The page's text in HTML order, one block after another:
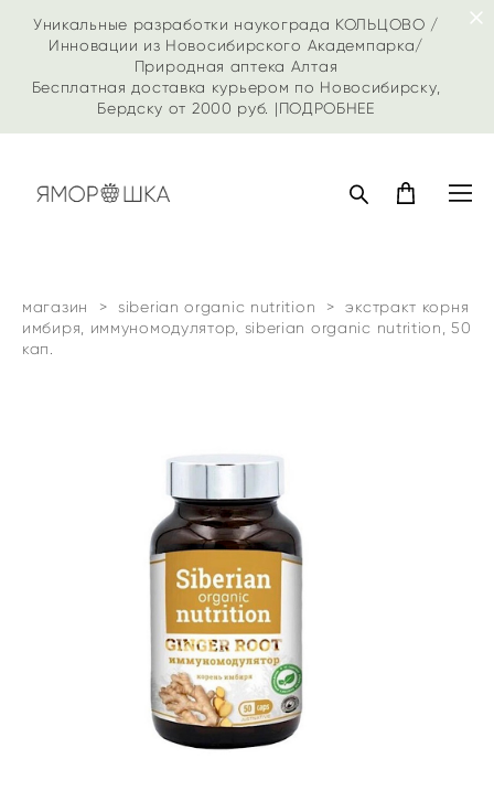
Уникальные разработки наукограда КОЛЬЦОВО /
Инновации из Новосибирского Академпарка/
Природная аптека Алтая
Бесплатная доставка курьером по Новосибирску,
Бердску от 2000 руб. |ПОДРОБНЕЕ
магазин > siberian organic nutrition >
экстракт корня
имбиря, иммуномодулятор, siberian organic nutrition, 50
кап.